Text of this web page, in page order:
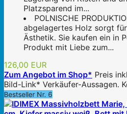
Platzsparend im...
POLNISCHE
abgelagertes Holz sorgt
Ästhetik. Sie kaufen ein in
Produkt mit Liebe zum...
126,00 EUR
Zum Angebot im Shop* Preis
Bild-Link* Verkäufer-Aussagen.
Bestseller Nr. 6